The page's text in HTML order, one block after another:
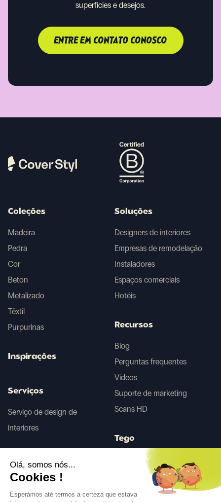
superfícies e desejos.
ENTRE EM CONTATO CONOSCO
Coleções
Madeira
Pedra
Cor
Beton
Metalizado
Têxtil
Purpurinas
Inspirações
Serviços
Serviço de design de
interiores
Soluções
Designers de interiores
Empresas de remodelação
Instaladores
Espaços comerciais
Hotéis
Recursos
Blog
Perguntas frequentes
Videos
Suporte de marketing
Scans HD
Tego
Antes/Depois IA
Olá, somos nós...
Cookies !
Esperámos até termos a certeza que estava